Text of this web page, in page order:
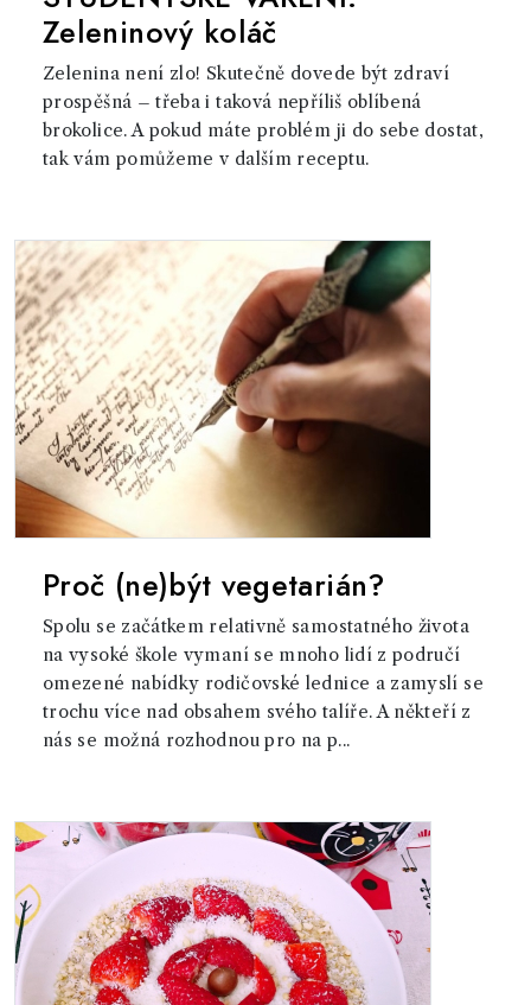
Zeleninový koláč
Zelenina není zlo! Skutečně dovede být zdraví
prospěšná – třeba i taková nepříliš oblíbená
brokolice. A pokud máte problém ji do sebe dostat,
tak vám pomůžeme v dalším receptu.
Proč (ne)být vegetarián?
Spolu se začátkem relativně samostatného života
na vysoké škole vymaní se mnoho lidí z područí
omezené nabídky rodičovské lednice a zamyslí se
trochu více nad obsahem svého talíře. A někteří z
nás se možná rozhodnou pro na p...